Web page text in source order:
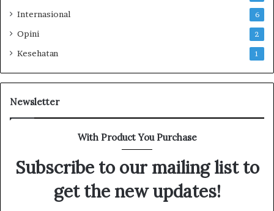
Internasional 6
Opini 2
Kesehatan 1
Newsletter
With Product You Purchase
Subscribe to our mailing list to
get the new updates!